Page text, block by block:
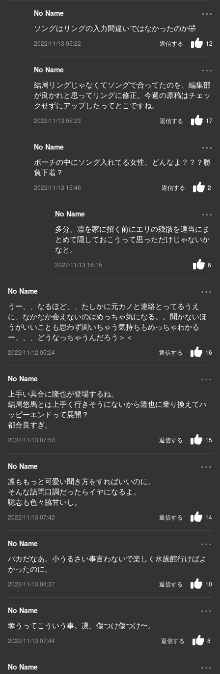
No Name ...
ソングはリングの入力間違いではなかったのか🤣
2022/11/13 05:22 12
返信する
No Name ...
結局リングじゃなくてソングで合ってたのを、編集部
が良かれと思ってリングに修正。今週の原稿はチェッ
クせずにアップしたってとこですね。
2022/11/13 05:23 17
返信する
No Name ...
ポーチの中にソング入れてる女性、どんなよ？？？勝
負下着？
2022/11/13 15:46 2
返信する
No Name ...
多分、凛を家に招く前にエリの残骸を適当にま
とめて隠しておこうって思っただけじゃないか
なと。
2022/11/13 16:15 6
No Name ...
うー、、なるほど、、たしかに元カノと連絡とってるうえ
に、なかなか会えないのはめっちゃ気になる。。聞かないほ
うがいいことも思わず聞いちゃう気持ちもめっちゃわかる
ー、、、どうなっちゃうんだろう＞＜
2022/11/12 05:24 16
返信する
No Name ...
上手い具合に隆也が登場するね。
結局悠馬とは上手く行きそうにないから隆也に乗り換えてハ
ッピーエンドって展開？
都合良すぎ。
2022/11/13 07:50 15
返信する
No Name ...
凛ももっと可愛い聞き方をすればいいのに。
そんな詰問口調だったらイヤになるよ。
聡志も色々脇甘いし。
2022/11/13 07:42 14
返信する
No Name ...
バカだなあ。小うるさい事言わないで楽しく水族館行けばよ
かったのに。
2022/11/13 06:37 10
返信する
No Name ...
奪うってこういう事。凛、傷つけ傷つけ〜。
2022/11/13 07:44 8
返信する
No Name ...